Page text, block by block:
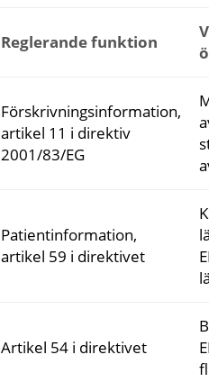
Reglerande funktion
Förskrivningsinformation,
artikel 11 i direktiv
2001/83/EG
Patientinformation,
artikel 59 i direktivet
Artikel 54 i direktivet